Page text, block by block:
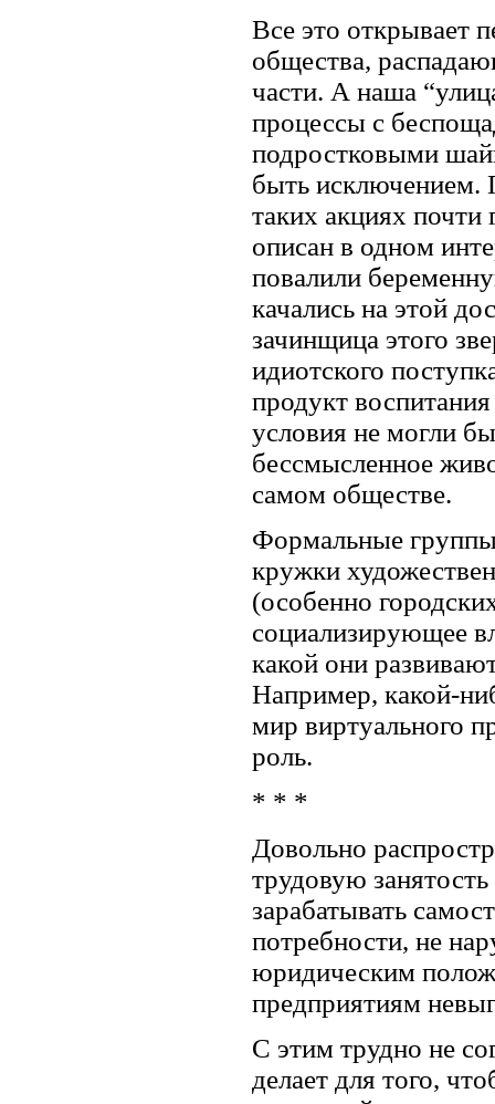
Все это открывает
общества,
части. А наша
процессы с
подростковыми
быть исключением.
таких акциях
описан в одном
повалили
качались на этой
зачинщица этого
идиотского
продукт
условия не могли
бессмысленное
самом обществе.
Формальные группы
кружки
(особенно
социализирующее
какой они
Например, какой-
мир виртуального
роль.
* * *
Довольно
трудовую
зарабатывать
потребности, не
юридическим
предприятиям
С этим трудно не
делает для того,